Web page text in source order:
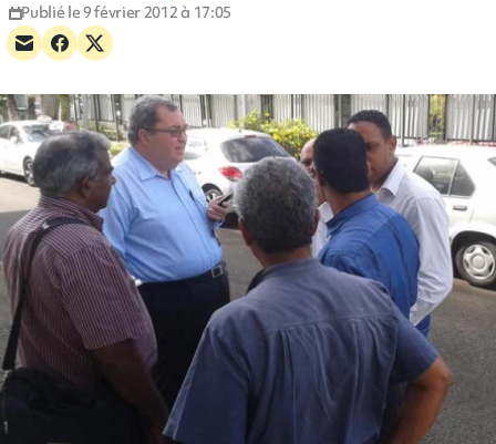
Publié le 9 février 2012 à 17:05